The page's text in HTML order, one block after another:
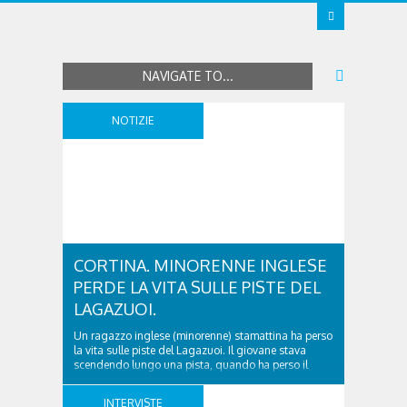
NAVIGATE TO...
NOTIZIE
CORTINA. MINORENNE INGLESE
PERDE LA VITA SULLE PISTE DEL
LAGAZUOI.
Un ragazzo inglese (minorenne) stamattina ha perso
la vita sulle piste del Lagazuoi. Il giovane stava
scendendo lungo una pista, quando ha perso il
INTERVISTE